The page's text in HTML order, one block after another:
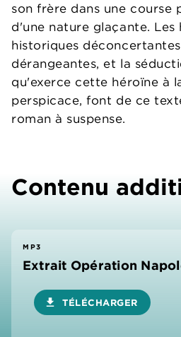
son frère dans une course
d'une nature glaçante. Les
historiques
dérangeantes, et la
qu'exerce cette héroïne à
perspicace, font de ce
roman à suspense.
Contenu
MP3
Extrait Opération
download TÉLÉCHARGER